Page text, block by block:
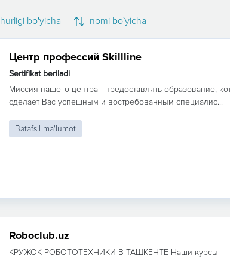
bo'yicha nomi bo`yicha
Центр профессий Skillline
Sertifikat beriladi
Миссия нашего центра - предоставлять образование,
сделает Вас успешным и востребованным специалис...
Batafsil ma'lumot
Roboclub.uz
КРУЖОК РОБОТОТЕХНИКИ В ТАШКЕНТЕ Наши курсы